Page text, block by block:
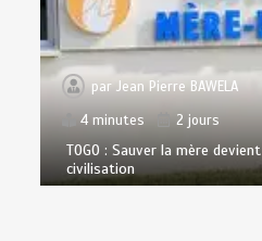
parJean Pierre BAWELA
4 minutes
2 jours
TOGO : Sauver la mère
civilisation